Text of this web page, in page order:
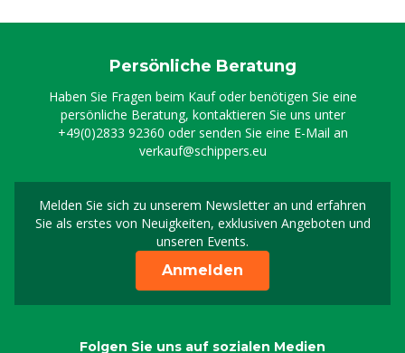
Persönliche Beratung
Haben Sie Fragen beim Kauf oder benötigen Sie eine
persönliche Beratung, kontaktieren Sie uns unter
+49(0)2833 92360 oder senden Sie eine E-Mail an
verkauf@schippers.eu
Melden Sie sich zu unserem Newsletter an und erfahren
Sie als erstes von Neuigkeiten, exklusiven Angeboten und
unseren Events.
Melden Sie sich für
Anmelden
Folgen Sie uns auf sozialen Medien